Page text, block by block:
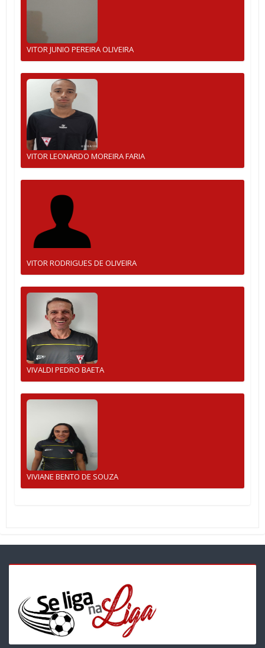
VITOR JUNIO PEREIRA OLIVEIRA
VITOR LEONARDO MOREIRA FARIA
VITOR RODRIGUES DE OLIVEIRA
VIVALDI PEDRO BAETA
VIVIANE BENTO DE SOUZA